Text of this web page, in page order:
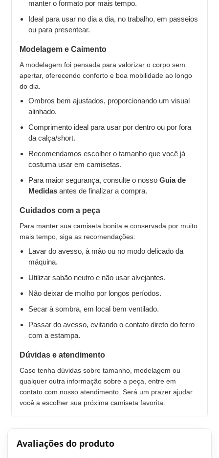
manter o formato por mais tempo.
Ideal para usar no dia a dia, no trabalho, em passeios
ou para presentear.
Modelagem e Caimento
A modelagem foi pensada para valorizar o corpo sem
apertar, oferecendo conforto e boa mobilidade ao longo
do dia.
Ombros bem ajustados, proporcionando um visual
alinhado.
Comprimento ideal para usar por dentro ou por fora
da calça/short.
Recomendamos escolher o tamanho que você já
costuma usar em camisetas.
Para maior segurança, consulte o nosso Guia de
Medidas antes de finalizar a compra.
Cuidados com a peça
Para manter sua camiseta bonita e conservada por muito
mais tempo, siga as recomendações:
Lavar do avesso, à mão ou no modo delicado da
máquina.
Utilizar sabão neutro e não usar alvejantes.
Não deixar de molho por longos períodos.
Secar à sombra, em local bem ventilado.
Passar do avesso, evitando o contato direto do ferro
com a estampa.
Dúvidas e atendimento
Caso tenha dúvidas sobre tamanho, modelagem ou
qualquer outra informação sobre a peça, entre em
contato com nosso atendimento. Será um prazer ajudar
você a escolher sua próxima camiseta favorita.
Avaliações do produto